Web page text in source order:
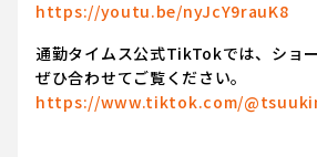
https://youtu.be/nyJcY9rauK8
通勤タイムス公式TikTokでは、ショ
ぜひ合わせてご覧ください。
https://www.tiktok.com/